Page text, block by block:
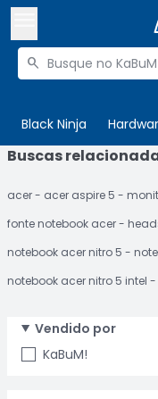
Buscar produtos

Black Ninja

 Departamentos
Cupons
Mais Vendidos
Ativar tradutor em
Buscas
acer acer aspire 5
fonte notebook acer
notebook acer nitro 5
notebook acer nitro 5 intel
Vendido por
KaBuM!